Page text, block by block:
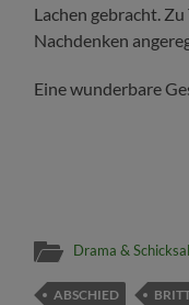
Lachen gebracht.
Nachdenken
Eine wunderbare
Drama & Schicksal
ABSCHIED